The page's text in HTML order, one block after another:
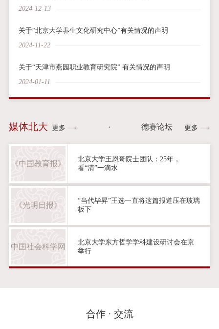
2024-12-13
关于“北京大学养生文化研究中心”有关情况的声明
2024-11-22
关于“天津市燕园职业教育研究院” 有关情况的声明
2024-01-11
媒体北大 更多 · 德赛论坛 更多
《中国教育报》
北京大学王恩哥院士团队：25年，
看“清”一滴水
《光明日报》
“当代毕昇”王选一直将这篇报道压在玻璃
板下
中国社会科学网
北京大学东方哲学学科建设研讨会在京
举行
合作 · 交流